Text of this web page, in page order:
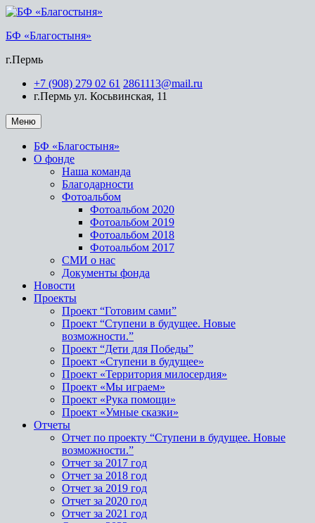
БФ «Благостыня»
г.Пермь
+7 (908) 279 02 61 2861113@mail.ru
г.Пермь ул. Косьвинская, 11
Меню
БФ «Благостыня»
О фонде
Наша команда
Благодарности
Фотоальбом
Фотоальбом 2020
Фотоальбом 2019
Фотоальбом 2018
Фотоальбом 2017
СМИ о нас
Документы фонда
Новости
Проекты
Проект “Готовим сами”
Проект “Ступени в будущее. Новые
возможности.”
Проект “Дети для Победы”
Проект «Ступени в будущее»
Проект «Территория милосердия»
Проект «Мы играем»
Проект «Рука помощи»
Проект «Умные сказки»
Отчеты
Отчет по проекту “Ступени в будущее. Новые
возможности.”
Отчет за 2017 год
Отчет за 2018 год
Отчет за 2019 год
Отчет за 2020 год
Отчет за 2021 год